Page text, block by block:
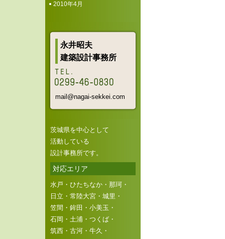
2010年4月
永井昭夫
建築設計事務所
mail@nagai-sekkei.com
茨城県を中心として
活動している
設計事務所です。
対応エリア
水戸・ひたちなか・那珂・
日立・常陸大宮・城里・
笠間・鉾田・小美玉・
石岡・土浦・つくば・
筑西・古河・牛久・